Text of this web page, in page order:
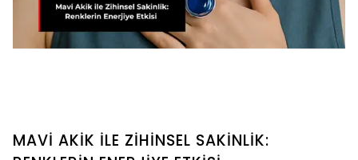
MAVİ AKİK İLE ZİHİNSEL SAKİNLİK: